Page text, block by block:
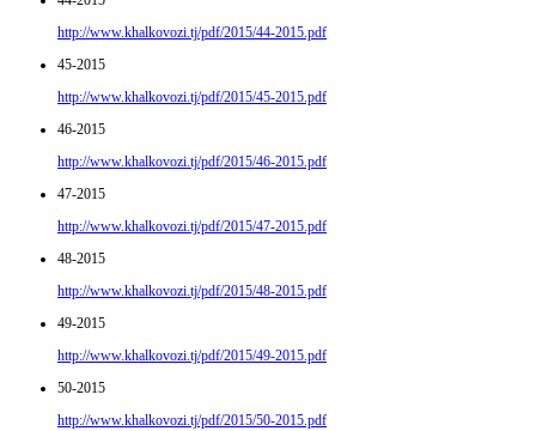
http://www.khalkovozi.tj/pdf/2015/44-2015.pdf
45-2015
http://www.khalkovozi.tj/pdf/2015/45-2015.pdf
46-2015
http://www.khalkovozi.tj/pdf/2015/46-2015.pdf
47-2015
http://www.khalkovozi.tj/pdf/2015/47-2015.pdf
48-2015
http://www.khalkovozi.tj/pdf/2015/48-2015.pdf
49-2015
http://www.khalkovozi.tj/pdf/2015/49-2015.pdf
50-2015
http://www.khalkovozi.tj/pdf/2015/50-2015.pdf